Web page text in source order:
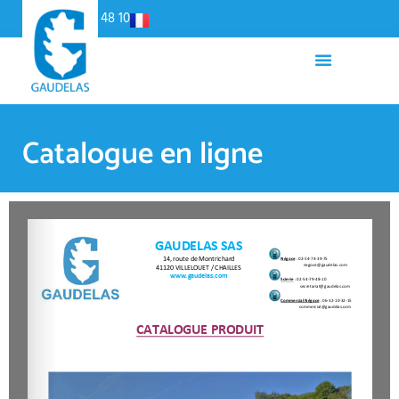
02 54 79 48 10
Catalogue en ligne
Panneau de gestion des cookies